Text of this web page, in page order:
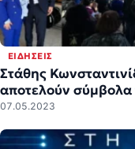
ΕΙΔΉΣΕΙΣ
Στάθης
αποτελούν σύμβολα
07.05.2023